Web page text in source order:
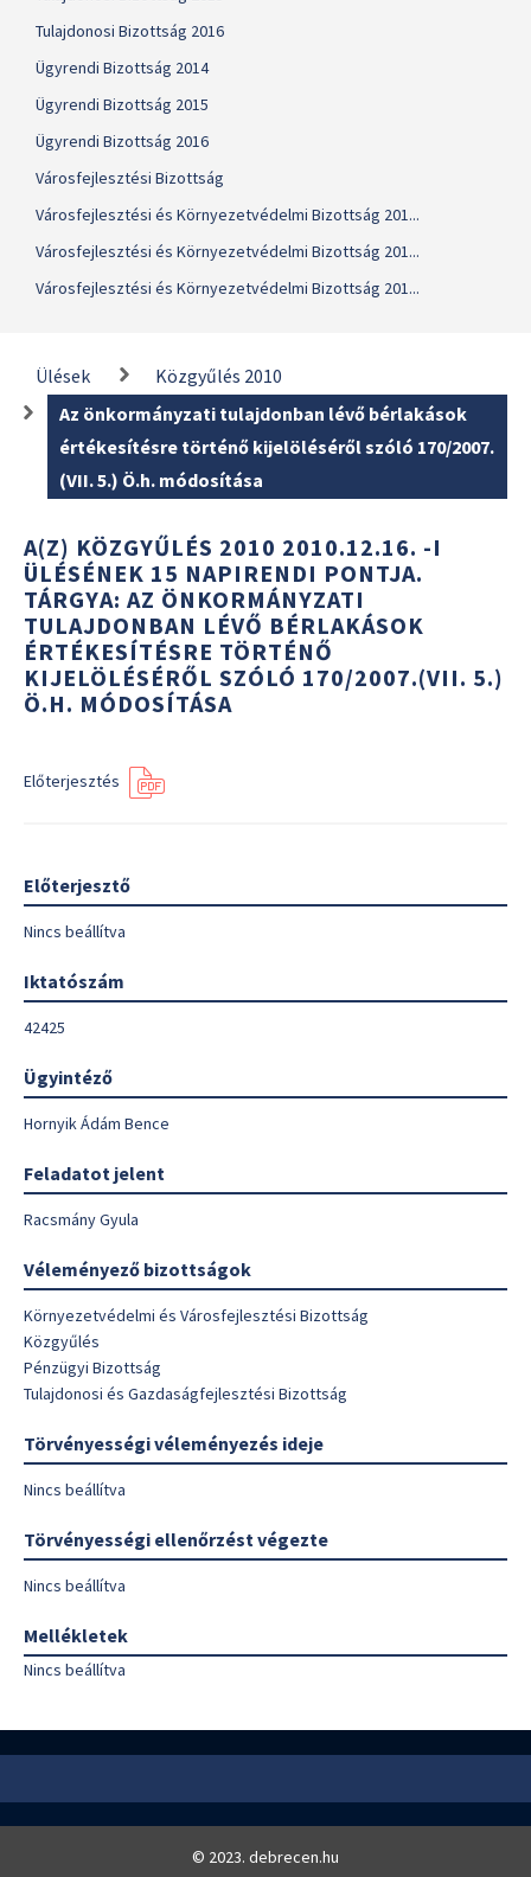
Tulajdonosi Bizottság 2016
Ügyrendi Bizottság 2014
Ügyrendi Bizottság 2015
Ügyrendi Bizottság 2016
Városfejlesztési Bizottság
Városfejlesztési és Környezetvédelmi Bizottság 201...
Városfejlesztési és Környezetvédelmi Bizottság 201...
Városfejlesztési és Környezetvédelmi Bizottság 201...
Ülések
Közgyűlés 2010
Az önkormányzati tulajdonban lévő bérlakások
értékesítésre történő kijelöléséről szóló 170/2007.
(VII. 5.) Ö.h. módosítása
A(Z) KÖZGYŰLÉS 2010 2010.12.16. -I
ÜLÉSÉNEK 15 NAPIRENDI PONTJA.
TÁRGYA: AZ ÖNKORMÁNYZATI
TULAJDONBAN LÉVŐ BÉRLAKÁSOK
ÉRTÉKESÍTÉSRE TÖRTÉNŐ
KIJELÖLÉSÉRŐL SZÓLÓ 170/2007.(VII. 5.)
Ö.H. MÓDOSÍTÁSA
Előterjesztés
Előterjesztő
Nincs beállítva
Iktatószám
42425
Ügyintéző
Hornyik Ádám Bence
Feladatot jelent
Racsmány Gyula
Véleményező bizottságok
Környezetvédelmi és Városfejlesztési Bizottság
Közgyűlés
Pénzügyi Bizottság
Tulajdonosi és Gazdaságfejlesztési Bizottság
Törvényességi véleményezés ideje
Nincs beállítva
Törvényességi ellenőrzést végezte
Nincs beállítva
Mellékletek
Nincs beállítva
© 2023. debrecen.hu